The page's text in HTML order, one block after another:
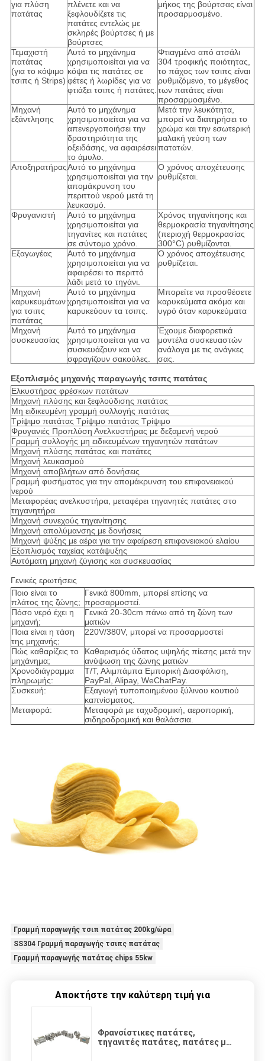
για πλύση
πατάτας
πλένετε και να
ξεφλουδίζετε τις
πατάτες εντελώς με
σκληρές βούρτσες ή με
βούρτσες
μήκος της βούρτσας είναι
προσαρμοσμένο.
Τεμαχιστή
πατάτας
(για το κόψιμο
τσιπς ή Strips)
Αυτό το μηχάνημα
χρησιμοποιείται για να
κόψει τις πατάτες σε
φέτες ή λωρίδες για να
φτιάξει τσιπς ή πατάτες.
Φτιαγμένο από ατσάλι
304 τροφικής ποιότητας,
το πάχος των τσιπς είναι
ρυθμιζόμενο, το μέγεθος
των πατάτες είναι
προσαρμοσμένο.
Μηχανή
εξάντλησης
Αυτό το μηχάνημα
χρησιμοποιείται για να
απενεργοποιήσει την
δραστηριότητα της
οξειδάσης, να αφαιρέσει
το άμυλο.
Μετά την λευκότητα,
μπορεί να διατηρήσει το
χρώμα και την εσωτερική
μαλακή γεύση των
πατατών.
ΑποξηρατήραςΑυτό το μηχάνημα
χρησιμοποιείται για την
απομάκρυνση του
περιττού νερού μετά τη
λευκασμό.
Ο χρόνος αποχέτευσης
ρυθμίζεται.
Φρυγανιστή
Αυτό το μηχάνημα
χρησιμοποιείται για
τηγανίτες και πατάτες
σε σύντομο χρόνο.
Χρόνος τηγανίτησης και
θερμοκρασία τηγανίτησης
(περιοχή θερμοκρασίας
300°C) ρυθμίζονται.
Εξαγωγέας
Αυτό το μηχάνημα
χρησιμοποιείται για να
αφαιρέσει το περιττό
λάδι μετά το τηγάνι.
Ο χρόνος αποχέτευσης
ρυθμίζεται.
Μηχανή
καρυκευμάτων
για τσιπς
πατάτας
Αυτό το μηχάνημα
χρησιμοποιείται για να
καρυκεύουν τα τσιπς.
Μπορείτε να προσθέσετε
καρυκεύματα ακόμα και
υγρό όταν καρυκεύματα
Μηχανή
συσκευασίας
Αυτό το μηχάνημα
χρησιμοποιείται για να
συσκευάζουν και να
σφραγίζουν σακούλες.
Έχουμε διαφορετικά
μοντέλα συσκευαστών
ανάλογα με τις ανάγκες
σας.
Εξοπλισμός μηχανής παραγωγής τσιπς πατάτας
Ελκυστήρας φρέσκων πατάτων
Μηχανή πλύσης και ξεφλούδισης πατάτας
Μη ειδικευμένη γραμμή συλλογής πατάτας
Τρίψιμο πατάτας Τρίψιμο πατάτας Τρίψιμο
Φρυγανιές Προπλύση Ανελκυστήρας με δεξαμενή νερού
Γραμμή συλλογής μη ειδικευμένων τηγανητών πατάτων
Μηχανή πλύσης πατάτας και πατάτες
Μηχανή λευκασμού
Μηχανή αποβλήτων από δονήσεις
Γραμμή φυσήματος για την απομάκρυνση του επιφανειακού
νερού
Μεταφορέας ανελκυστήρα, μεταφέρει τηγανητές πατάτες στο
τηγανητήρα
Μηχανή συνεχούς τηγανίτησης
Μηχανή απολύμανσης με δονήσεις
Μηχανή ψύξης με αέρα για την αφαίρεση επιφανειακού ελαίου
Εξοπλισμός ταχείας κατάψυξης
Αυτόματη μηχανή ζύγισης και συσκευασίας
Γενικές ερωτήσεις
Ποιο είναι το
πλάτος της ζώνης;
Γενικά 800mm, μπορεί επίσης να
προσαρμοστεί.
Πόσο νερό έχει η
μηχανή;
Γενικά 20-30cm πάνω από τη ζώνη των
ματιών
Ποια είναι η τάση
της μηχανής;
220V/380V, μπορεί να προσαρμοστεί
Πώς καθαρίζεις το
μηχάνημα;
Καθαρισμός ύδατος υψηλής πίεσης μετά την
ανύψωση της ζώνης ματιών
Χρονοδιάγραμμα
πληρωμής:
Τ/Τ, Αλιμπάμπα Εμπορική Διασφάλιση,
PayPal, Alipay, WeChatPay.
Συσκευή:
Εξαγωγή τυποποιημένου ξύλινου κουτιού
καπνίσματος.
Μεταφορά:
Μεταφορά με ταχυδρομική, αεροπορική,
σιδηροδρομική και θαλάσσια.
Γραμμή παραγωγής τσιπ πατάτας 200kg/ώρα
SS304 Γραμμή παραγωγής τσιπς πατάτας
Γραμμή παραγωγής πατάτας chips 55kw
Αποκτήστε την καλύτερη τιμή για
Φρανσίστικες πατάτες,
τηγανιτές πατάτες, πατάτες με